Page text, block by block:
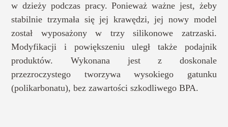
w dzieży podczas pracy. Ponieważ ważne jest, żeby
stabilnie trzymała się jej krawędzi, jej nowy model
został wyposażony w trzy silikonowe zatrzaski.
Modyfikacji i powiększeniu uległ także podajnik
produktów. Wykonana jest z doskonale
przezroczystego tworzywa wysokiego gatunku
(polikarbonatu), bez zawartości szkodliwego BPA.